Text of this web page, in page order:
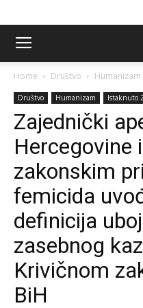
Home Društvo Humanizam
Društvo Humanizam Istaknuto
Zajednički
Hercegovine
zakonskim
femicida
definicija
zasebnog
Krivičnom
BiH